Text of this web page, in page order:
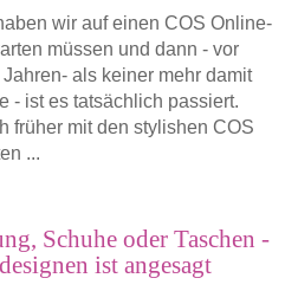
wir auf einen COS Online-
müssen und dann - vor
als keiner mehr damit
- ist es tatsächlich passiert.
früher mit den stylishen COS
...
Schuhe oder Taschen -
ist angesagt